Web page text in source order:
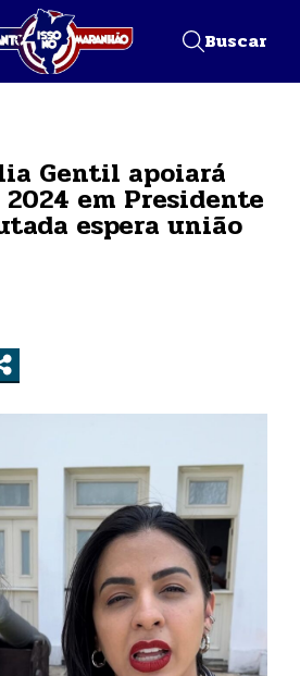
Buscar
Gentil apoiará
em Presidente
espera união